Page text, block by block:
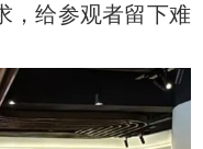
，给参观者留下难